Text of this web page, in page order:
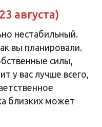
августа)
нестабильный.
вы планировали.
силы,
у вас лучше всего,
близких может